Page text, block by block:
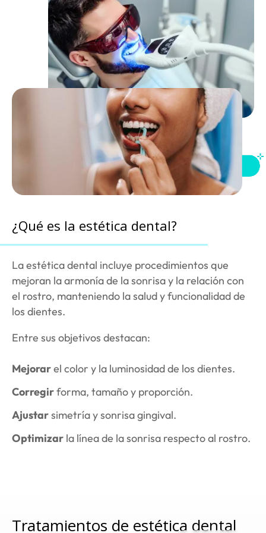
¿Qué es la estética dental?
La estética dental incluye procedimientos que
mejoran la armonía de la sonrisa y la relación con
el rostro, manteniendo la salud y funcionalidad de
los dientes.
Entre sus objetivos destacan:
Mejorarel color y la luminosidad de los dientes.
Corregirforma, tamaño y proporción.
Ajustarsimetría y sonrisa gingival.
Optimizar la línea de la sonrisa respecto al rostro.
Tratamientos de estética dental